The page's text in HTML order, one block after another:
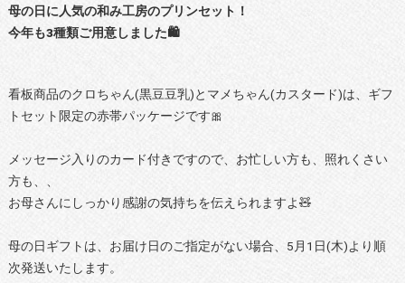
母の日に人気の和み工房のプリンセット！
今年も3種類ご用意しました🛍️
看板商品のクロちゃん(黒豆豆乳)とマメちゃん(カスタード)は、ギフ
トセット限定の赤帯パッケージです🎀
メッセージ入りのカード付きですので、お忙しい方も、照れくさい
方も、、
お母さんにしっかり感謝の気持ちを伝えられますよ🧸
母の日ギフトは、お届け日のご指定がない場合、5月1日(木)より順
次発送いたします。